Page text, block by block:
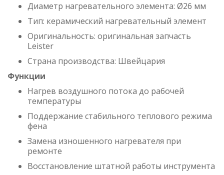
Диаметр нагревательного элемента: Ø26 мм
Тип: керамический нагревательный элемент
Оригинальность: оригинальная запчасть
Leister
Страна производства: Швейцария
Функции
Нагрев воздушного потока до рабочей
температуры
Поддержание стабильного теплового режима
фена
Замена изношенного нагревателя при
ремонте
Восстановление штатной работы инструмента